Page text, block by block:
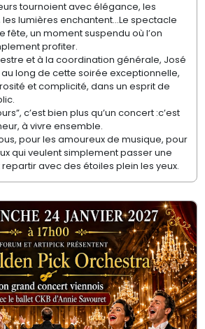
tournoient avec élégance, les
lumières enchantent…Le spectacle
fête, un moment suspendu où l’on
profiter.
et à la coordination générale, José
long de cette soirée exceptionnelle,
et complicité, dans un esprit de
c’est bien plus qu’un concert :c’est
à vivre ensemble.
pour les amoureux de musique, pour
qui veulent simplement passer une
avec des étoiles plein les yeux.